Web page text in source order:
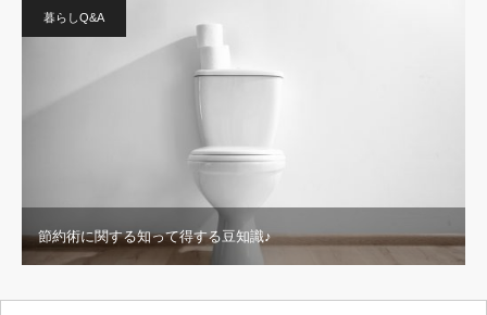
暮らしQ&A
節約術に関する知って得する豆知識♪